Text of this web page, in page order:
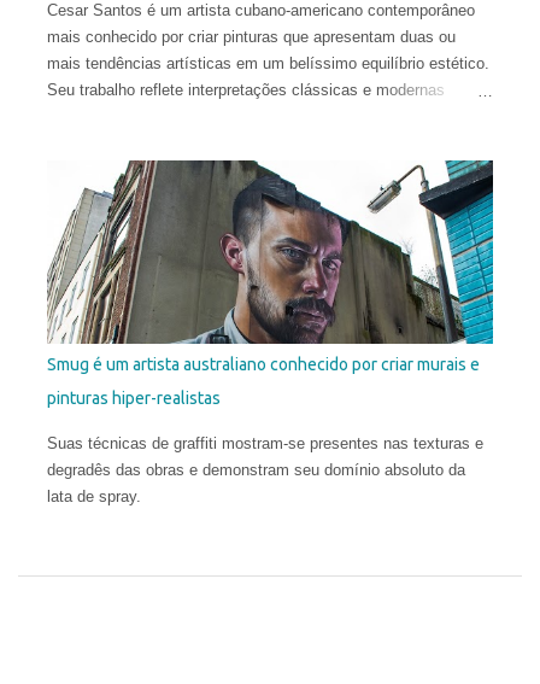
Cesar Santos é um artista cubano-americano contemporâneo
mais conhecido por criar pinturas que apresentam duas ou
mais tendências artísticas em um belíssimo equilíbrio estético.
Seu trabalho reflete interpretações clássicas e modernas
excelente, ele infunde uma harmonia entre o natural e o
conceitual para criar obras que são provocantes e dramáticas.
Santos estudou no Miami Dade College, onde obteve o diploma
em 2003. Depois, frequentou a New World School of the Arts e,
pouco antes de se formar como Bacharel em Belas Artes,
abandonou o curso para estudar no exterior e ampliar sua
compreensão da arte. Em 2006, ele concluiu a Angel Academy
of Art em Florença. Seus trabalhos já receberam diversos
e privadas em todo o mundo.
Smug é um artista australiano conhecido por criar murais e
pinturas hiper-realistas
Suas técnicas de graffiti mostram-se presentes nas texturas e
degradês das obras e demonstram seu domínio absoluto da
lata de spray.